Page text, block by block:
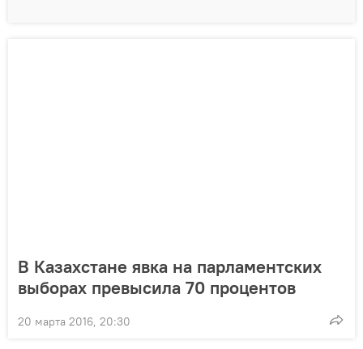
В Казахстане явка на парламентских
выборах превысила 70 процентов
20 марта 2016, 20:30